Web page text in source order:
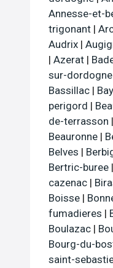
Annesse-et-
trigonant |
Audrix |
| Azerat |
sur-dordogne
Bassillac |
perigord |
de-terrasson |
Beauronne |
Belves |
Bertric-buree |
cazenac |
Boisse |
fumadieres |
Boulazac |
Bourg-du-
saint-